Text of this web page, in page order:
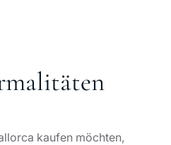
kaufen möchten,